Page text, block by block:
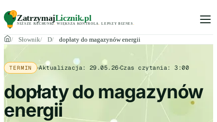
ZatrzymajLicznik.pl
NIŻSZE RACHUNKI. WIĘKSZA KONTROLA LEPSZY BIZNES
Słownik D dopłaty do magazynów energii
TERMIN Aktualizacja:29.05.26 Czas czytania:3:00
dopłaty do magazynów
energii